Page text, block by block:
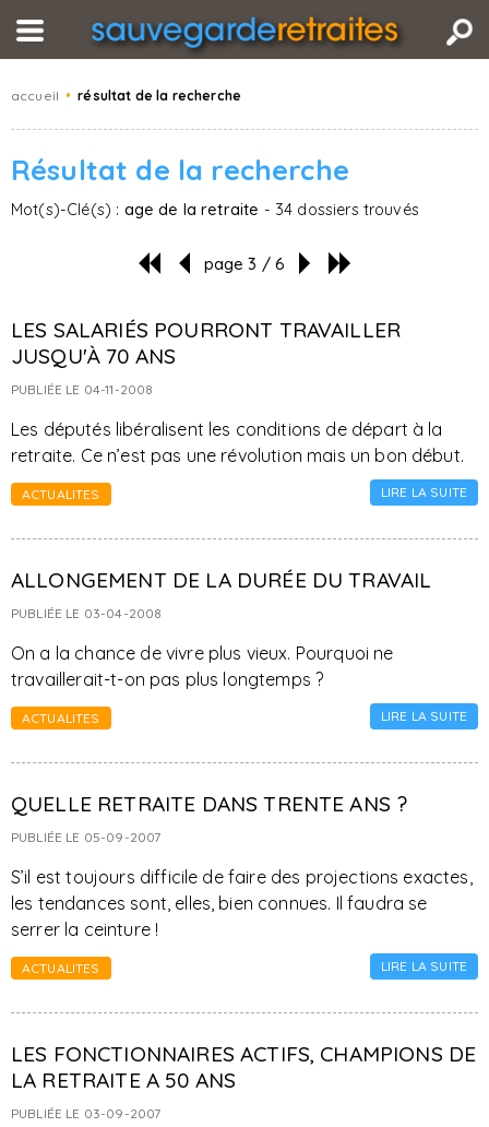
accueil • résultat de la recherche
Résultat de la recherche
Mot(s)-Clé(s) : age de la retraite - 34 dossiers trouvés
page 3 / 6
LES SALARIÉS POURRONT TRAVAILLER
JUSQU'À 70 ANS
PUBLIÉE LE 04-11-2008
Les députés libéralisent les conditions de départ à la
retraite. Ce n’est pas une révolution mais un bon début.
ACTUALITES LIRE LA SUITE
ALLONGEMENT DE LA DURÉE DU TRAVAIL
PUBLIÉE LE 03-04-2008
On a la chance de vivre plus vieux. Pourquoi ne
travaillerait-t-on pas plus longtemps ?
ACTUALITES LIRE LA SUITE
QUELLE RETRAITE DANS TRENTE ANS ?
PUBLIÉE LE 05-09-2007
S’il est toujours difficile de faire des projections exactes,
les tendances sont, elles, bien connues. Il faudra se
serrer la ceinture !
ACTUALITES LIRE LA SUITE
LES FONCTIONNAIRES ACTIFS, CHAMPIONS DE
LA RETRAITE A 50 ANS
PUBLIÉE LE 03-09-2007